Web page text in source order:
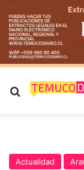
Buscar por
Actualidad